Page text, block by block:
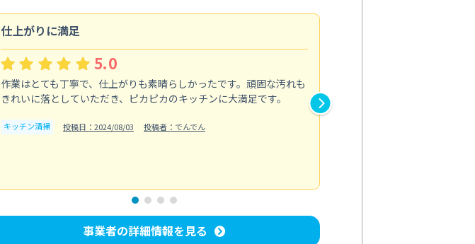
仕上がりに満足
5.0
作業はとても丁寧で、仕上がりも素晴らしかったです。頑固な汚れも
きれいに落としていただき、ピカピカのキッチンに大満足です。
キッチン清掃 投稿日：2024/08/03 投稿者：でんでん
事業者の詳細情報を見る